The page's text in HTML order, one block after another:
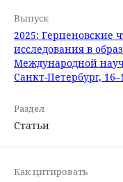
Выпуск
2025: Герценовские
исследования в
Международной
Санкт-Петербург,
Раздел
Статьи
Как цитировать